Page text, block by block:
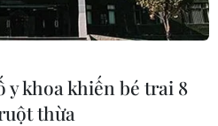
y khoa khiến bé trai 8
thừa